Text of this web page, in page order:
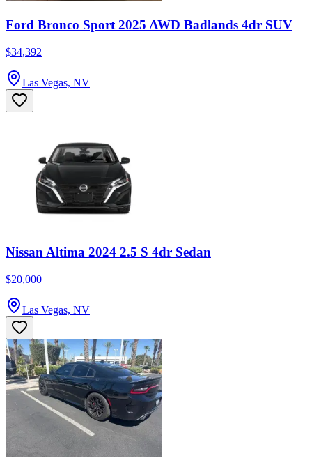
Ford Bronco Sport 2025 AWD Badlands 4dr SUV
$34,392
Las Vegas, NV
Nissan Altima 2024 2.5 S 4dr Sedan
$20,000
Las Vegas, NV